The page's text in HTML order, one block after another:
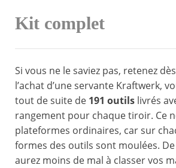
Kit complet
Si vous ne le saviez pas, retenez
l’achat d’une servante Kraftwerk,
tout de suite de 191 outils livrés
rangement pour chaque tiroir. Ce
plateformes ordinaires, car sur
formes des outils sont moulées.
aurez moins de mal à classer vos